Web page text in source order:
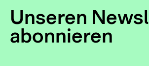
Unseren
abonnieren